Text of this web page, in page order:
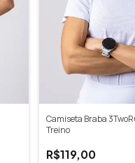
Camiseta Braba
Treino
R$119,00